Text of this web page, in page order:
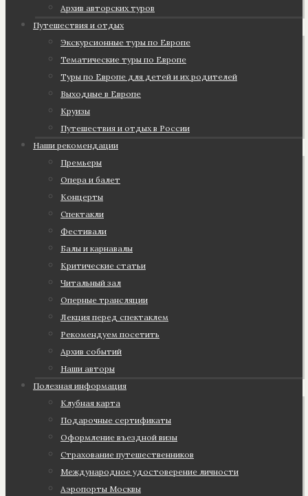
Архив авторских туров
Путешествия и отдых
Экскурсионные туры по Европе
Тематические туры по Европе
Туры по Европе для детей и их родителей
Выходные в Европе
Круизы
Путешествия и отдых в России
Наши рекомендации
Премьеры
Опера и балет
Концерты
Спектакли
Фестивали
Балы и карнавалы
Критические статьи
Читальный зал
Оперные трансляции
Лекция перед спектаклем
Рекомендуем посетить
Архив событий
Наши авторы
Полезная информация
Клубная карта
Подарочные сертификаты
Оформление въездной визы
Страхование путешественников
Международное удостоверение личности
Аэропорты Москвы